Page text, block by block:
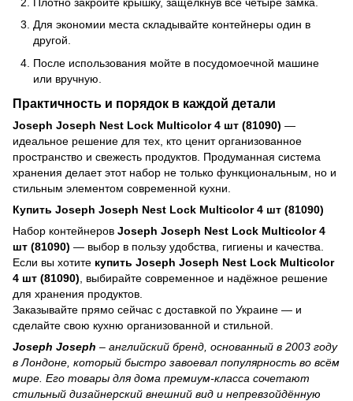
Для экономии места складывайте контейнеры один в
другой.
После использования мойте в посудомоечной машине
или вручную.
Практичность и порядок в каждой детали
Joseph Joseph Nest Lock Multicolor 4 шт (81090) —
идеальное решение для тех, кто ценит организованное
пространство и свежесть продуктов. Продуманная система
хранения делает этот набор не только функциональным, но и
стильным элементом современной кухни.
Купить Joseph Joseph Nest Lock Multicolor 4 шт (81090)
Набор контейнеров Joseph Joseph Nest Lock Multicolor 4
шт (81090) — выбор в пользу удобства, гигиены и качества.
Если вы хотите купить Joseph Joseph Nest Lock Multicolor
4 шт (81090) , выбирайте современное и надёжное решение
для хранения продуктов.
Заказывайте прямо сейчас с доставкой по Украине — и
сделайте свою кухню организованной и стильной.
Joseph Joseph – английский бренд, основанный в 2003 году
в Лондоне, который быстро завоевал популярность во всём
мире. Его товары для дома премиум‑класса сочетают
стильный дизайнерский внешний вид и непревзойдённую